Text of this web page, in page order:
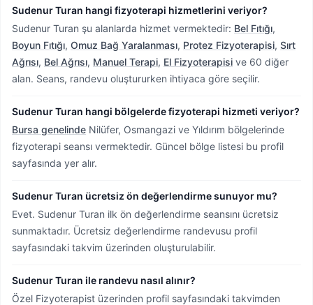
Sudenur Turan hangi fizyoterapi hizmetlerini veriyor?
Sudenur Turan şu alanlarda hizmet vermektedir: Bel Fıtığı,
Boyun Fıtığı, Omuz Bağ Yaralanması, Protez Fizyoterapisi, Sırt
Ağrısı, Bel Ağrısı, Manuel Terapi, El Fizyoterapisi ve 60 diğer
alan. Seans, randevu oluştururken ihtiyaca göre seçilir.
Sudenur Turan hangi bölgelerde fizyoterapi hizmeti veriyor?
Bursa genelinde Nilüfer, Osmangazi ve Yıldırım bölgelerinde
fizyoterapi seansı vermektedir. Güncel bölge listesi bu profil
sayfasında yer alır.
Sudenur Turan ücretsiz ön değerlendirme sunuyor mu?
Evet. Sudenur Turan ilk ön değerlendirme seansını ücretsiz
sunmaktadır. Ücretsiz değerlendirme randevusu profil
sayfasındaki takvim üzerinden oluşturulabilir.
Sudenur Turan ile randevu nasıl alınır?
Özel Fizyoterapist üzerinden profil sayfasındaki takvimden